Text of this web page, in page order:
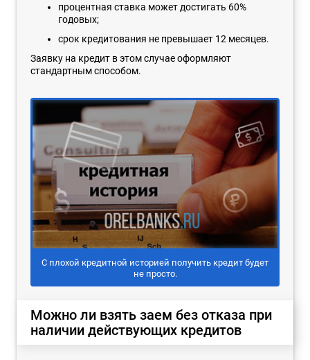
процентная ставка может достигать 60%
годовых;
срок кредитования не превышает 12 месяцев.
Заявку на кредит в этом случае оформляют
стандартным способом.
С плохой кредитной историей получить кредит будет
не просто.
Можно ли взять заем без отказа при
наличии действующих кредитов